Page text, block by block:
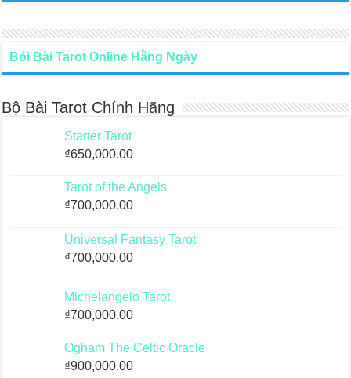
Bói Bài Tarot Online Hằng Ngày
Bộ Bài Tarot Chính Hãng
Starter Tarot
₫650,000.00
Tarot of the Angels
₫700,000.00
Universal Fantasy Tarot
₫700,000.00
Michelangelo Tarot
₫700,000.00
Ogham The Celtic Oracle
₫900,000.00